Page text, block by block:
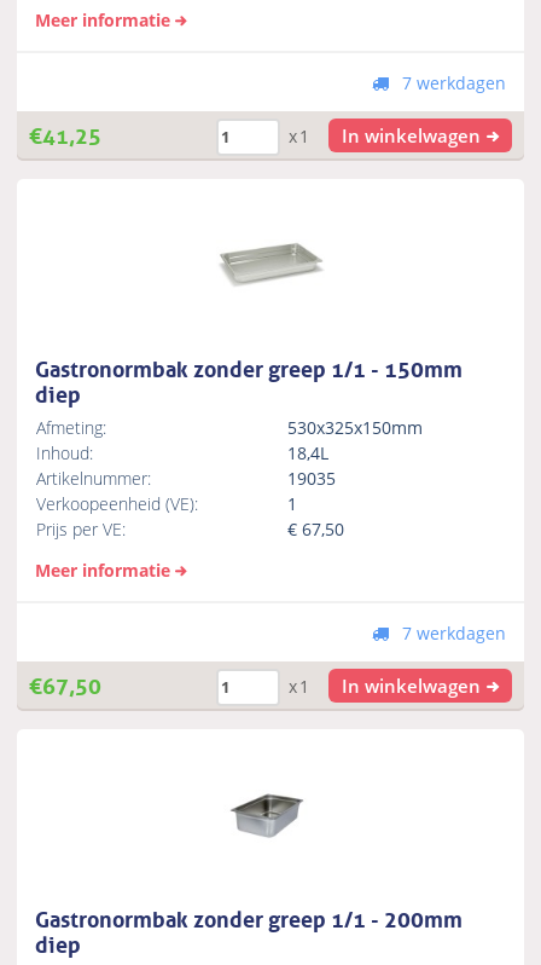
Meer informatie
7 werkdagen
€41,25 x1 In winkelwagen
Gastronormbak zonder greep 1/1 - 150mm
diep
Afmeting:
530x325x150mm
Inhoud:
18,4L
Artikelnummer:
19035
Verkoopeenheid (VE):
1
Prijs per VE:
€67,50
Meer informatie
7 werkdagen
€67,50 x1 In winkelwagen
Gastronormbak zonder greep 1/1 - 200mm
diep